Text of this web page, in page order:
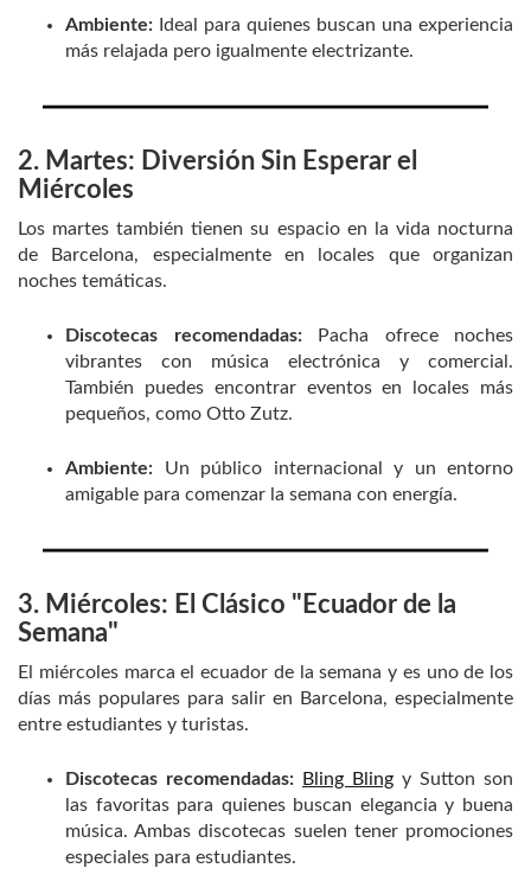
Ambiente: Ideal para quienes buscan una experiencia
más relajada pero igualmente electrizante.
2. Martes: Diversión Sin Esperar el
Miércoles
Los martes también tienen su espacio en la vida nocturna
de Barcelona, especialmente en locales que organizan
noches temáticas.
Discotecas recomendadas:Pacha ofrece noches
vibrantes con música electrónica y comercial.
También puedes encontrar eventos en locales más
pequeños, como Otto Zutz.
Ambiente: Un público internacional y un entorno
amigable para comenzar la semana con energía.
3. Miércoles: El Clásico "Ecuador de la
Semana"
El miércoles marca el ecuador de la semana y es uno de los
días más populares para salir en Barcelona, especialmente
entre estudiantes y turistas.
Discotecas recomendadas: Bling Bling y Sutton son
las favoritas para quienes buscan elegancia y buena
música. Ambas discotecas suelen tener promociones
especiales para estudiantes.